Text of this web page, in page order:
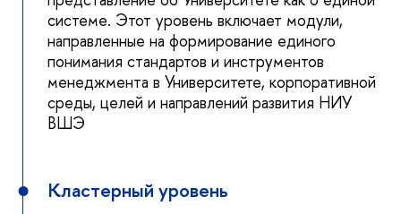
системе. Этот уровень включает модули,
направленные на формирование единого
понимания стандартов и инструментов
менеджмента в Университете, корпоративной
среды, целей и направлений развития НИУ
ВШЭ
Кластерный уровень